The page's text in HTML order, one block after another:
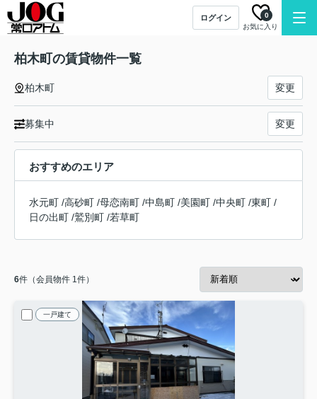
ログイン
お気に入り
0
柏木町の賃貸物件一覧
柏木町 変更
募集中 変更
おすすめのエリア
水元町 /高砂町 /母恋南町 /中島町 /美園町 /中央町 /東町 /
日の出町 /鷲別町 /若草町
6件（会員物件 1件）
一戸建て